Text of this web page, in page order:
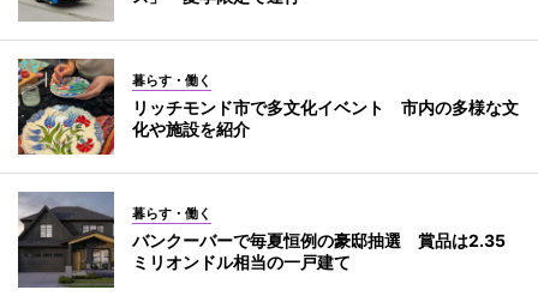
暮らす・働く
リッチモンド市で多文化イベント 市内の多様な文
化や施設を紹介
暮らす・働く
バンクーバーで毎夏恒例の豪邸抽選 賞品は2.35
ミリオンドル相当の一戸建て